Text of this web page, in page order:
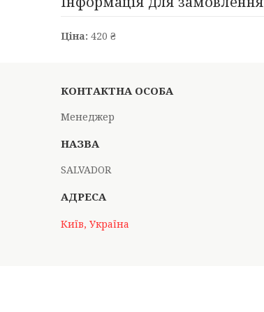
Ціна: 420 ₴
Менеджер
SALVADOR
Київ, Україна